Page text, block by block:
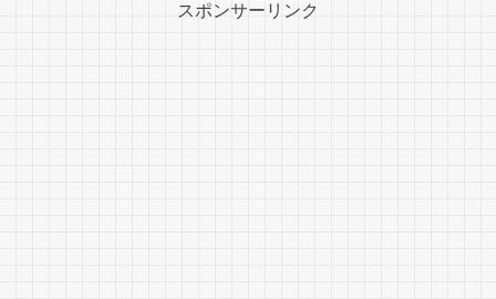
スポンサーリンク